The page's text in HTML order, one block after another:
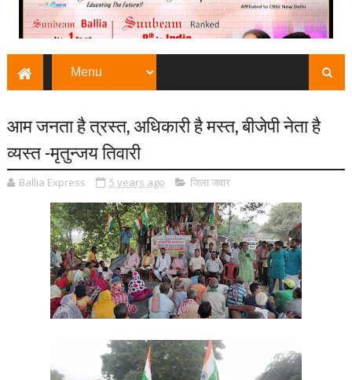
आम जनता है त्रस्त, अधिकारी है मस्त, बीजेपी नेता है
व्यस्त -मृतुन्जय तिवारी
Ballia Express 5 years ago जिला जवार